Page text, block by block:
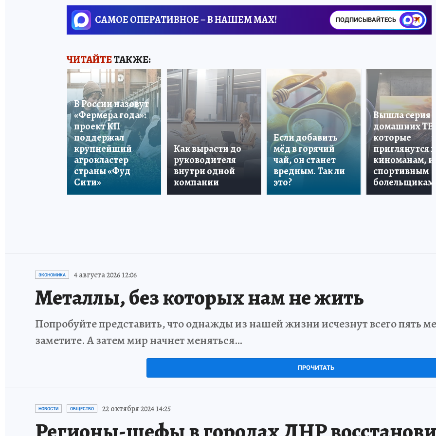
САМОЕ ОПЕРАТИВНОЕ – В НАШЕМ MAX! ПОДПИСЫВАЙТЕСЬ
ЧИТАЙТЕТАКЖЕ:
В России назовут
«Фермера года»:
проект КП
поддержал
крупнейший
агрокластер
страны «Фуд
Сити»
Как вырасти до
руководителя
внутри одной
компании
Если добавить
мёд в горячий
чай, он станет
вредным. Так ли
это?
Вышла серия
домашних ТВ,
которые
приглянутся и
киноманам, и
спортивным
болельщикам
ЭКОНОМИКА 4 августа 2026 12:06
Металлы, без которых нам не жить
Попробуйте представить, что однажды из нашей жизни исчезнут всего пять
заметите. А затем мир начнет меняться…
ПРОЧИТАТЬ
НОВОСТИ ОБЩЕСТВО 22 октября 2024 14:25